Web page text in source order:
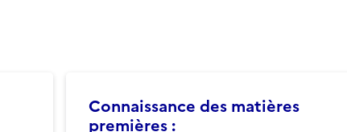
Connaissance des matières
premières :